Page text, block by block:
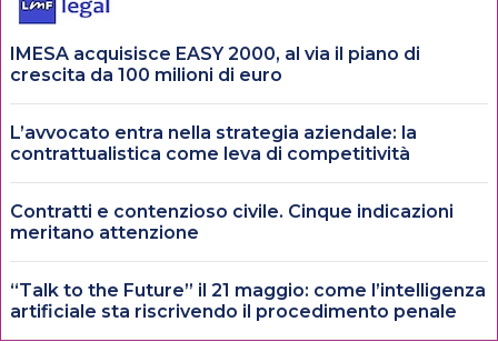
IMESA acquisisce EASY 2000, al via il piano di
crescita da 100 milioni di euro
L’avvocato entra nella strategia aziendale: la
contrattualistica come leva di competitività
Contratti e contenzioso civile. Cinque indicazioni
meritano attenzione
“Talk to the Future” il 21 maggio: come l’intelligenza
artificiale sta riscrivendo il procedimento penale